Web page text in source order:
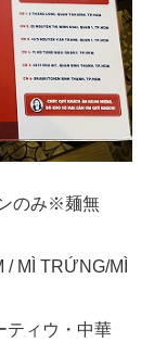
のみ※麺無
MÌ TRỨNG/MÌ
ティウ・中華